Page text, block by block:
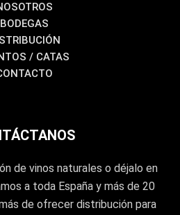
BODEGAS
/ CATAS
de vinos naturales o déjalo en
a toda España y más de 20
de ofrecer distribución para